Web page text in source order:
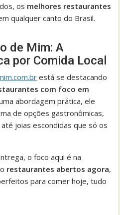
os melhores restaurantes
qualquer canto do Brasil.
de Mim: A
por Comida Local
está se destacando
com foco em
abordagem prática, ele
de opções gastronômicas,
joias escondidas que só os
o foco aqui é na
restaurantes abertos agora,
para comer hoje, tudo